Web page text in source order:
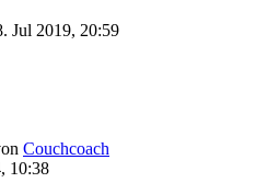
Jul 2019, 20:59
Couchcoach
10:38